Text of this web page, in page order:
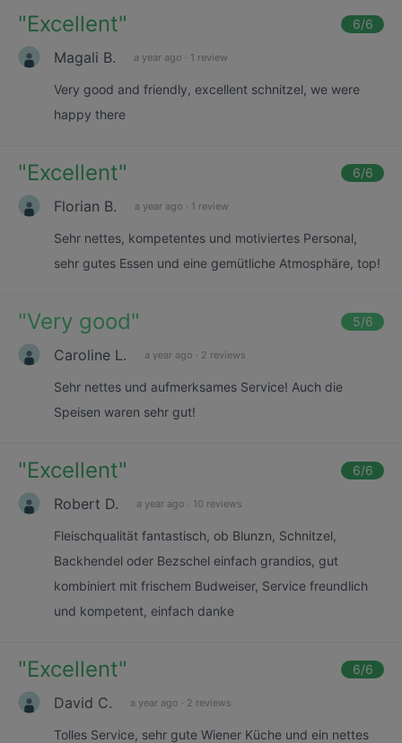
"Excellent" 6/6
Magali B. a year ago · 1 review
Very good and friendly, excellent schnitzel, we were
happy there
"Excellent" 6/6
Florian B. a year ago · 1 review
Sehr nettes, kompetentes und motiviertes Personal,
sehr gutes Essen und eine gemütliche Atmosphäre, top!
"Very good" 5/6
Caroline L. a year ago · 2 reviews
Sehr nettes und aufmerksames Service! Auch die
Speisen waren sehr gut!
"Excellent" 6/6
Robert D. a year ago · 10 reviews
Fleischqualität fantastisch, ob Blunzn, Schnitzel,
Backhendel oder Bezschel einfach grandios, gut
kombiniert mit frischem Budweiser, Service freundlich
und kompetent, einfach danke
"Excellent" 6/6
David C. a year ago · 2 reviews
Tolles Service, sehr gute Wiener Küche und ein nettes